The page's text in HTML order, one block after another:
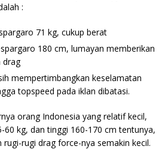
:
71 kg, cukup berat
180 cm, lumayan memberikan
drag
mempertimbangkan keselamatan
topspeed pada iklan dibatasi.
orang Indonesia yang relatif kecil,
60 kg, dan tinggi 160-170 cm tentunya,
rugi drag force-nya semakin kecil.